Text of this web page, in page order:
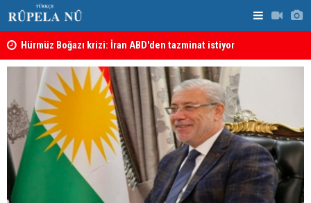
Hürmüz Boğazı krizi: İran ABD'den tazminat istiyor